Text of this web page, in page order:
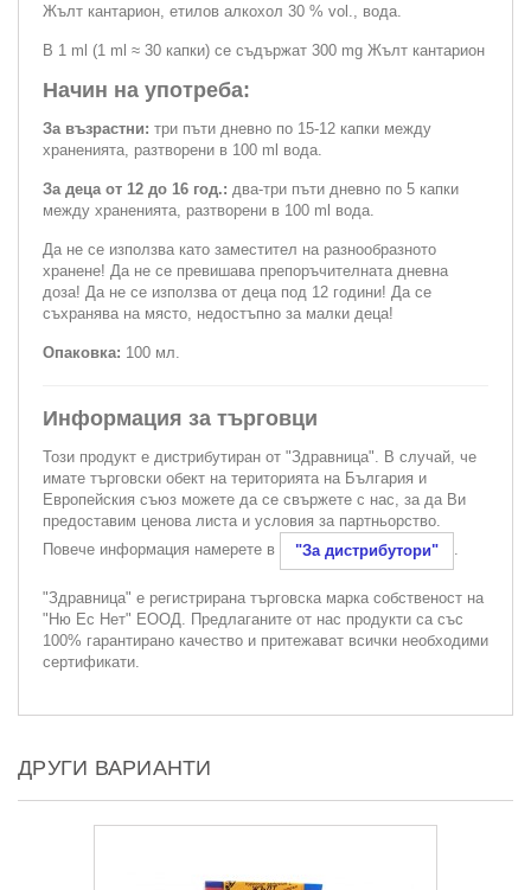
Жълт кантарион, етилов алкохол 30 % vol., вода.
В 1 ml (1 ml ≈ 30 капки) се съдържат 300 mg Жълт кантарион
Начин на употреба:
За възрастни: три пъти дневно по 15-12 капки между
храненията, разтворени в 100 ml вода.
За деца от 12 до 16 год.: два-три пъти дневно по 5 капки
между храненията, разтворени в 100 ml вода.
Да не се използва като заместител на разнообразното
хранене! Да не се превишава препоръчителната дневна
доза! Да не се използва от деца под 12 години! Да се
съхранява на място, недостъпно за малки деца!
Опаковка: 100 мл.
Информация за търговци
Този продукт е дистрибутиран от "Здравница". В случай, че
имате търговски обект на територията на България и
Европейския съюз можете да се свържете с нас, за да Ви
предоставим ценова листа и условия за партньорство.
Повече информация намерете в
"За дистрибутори" .
"Здравница" е регистрирана търговска марка собственост на
"Ню Ес Нет" ЕООД. Предлаганите от нас продукти са със
100% гарантирано качество и притежават всички необходими
сертификати.
ДРУГИ ВАРИАНТИ